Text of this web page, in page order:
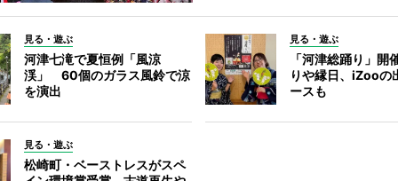
見る・遊ぶ
河津七滝で夏恒例「風涼
渓」 60個のガラス風鈴で涼
を演出
見る・遊ぶ
「河津総踊り」
りや縁日、iZooの
ースも
見る・遊ぶ
松崎町・ベーストレスがスペ